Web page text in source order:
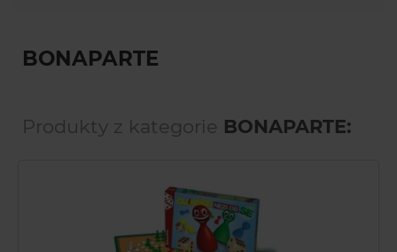
BONAPARTE
Produkty z kategorie BONAPARTE: